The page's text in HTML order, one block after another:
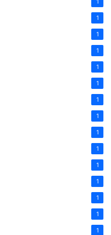
1
1
1
1
1
1
1
1
1
1
1
1
1
1
1